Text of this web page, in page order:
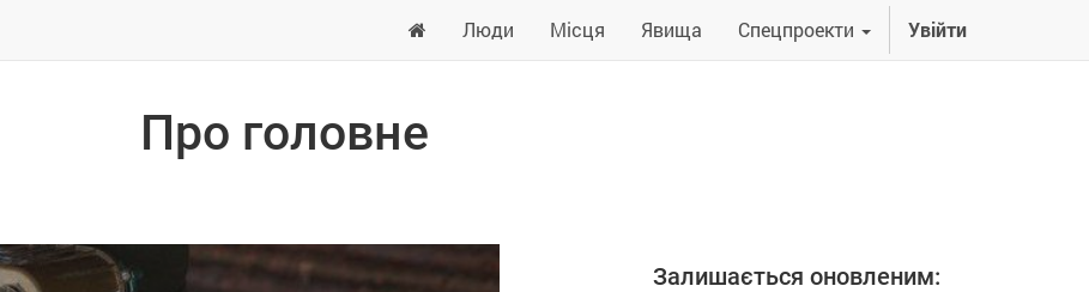
Люди Місця Явища Спецпроекти Увійти
Про головне
Залишається оновленим: